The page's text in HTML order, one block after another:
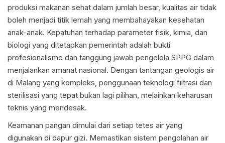
produksi makanan sehat dalam jumlah besar, kualitas air tidak
boleh menjadi titik lemah yang membahayakan kesehatan
anak-anak. Kepatuhan terhadap parameter fisik, kimia, dan
biologi yang ditetapkan pemerintah adalah bukti
profesionalisme dan tanggung jawab pengelola SPPG dalam
menjalankan amanat nasional. Dengan tantangan geologis air
di Malang yang kompleks, penggunaan teknologi filtrasi dan
sterilisasi yang tepat bukan lagi pilihan, melainkan keharusan
teknis yang mendesak.
Keamanan pangan dimulai dari setiap tetes air yang
digunakan di dapur gizi. Memastikan sistem pengolahan air